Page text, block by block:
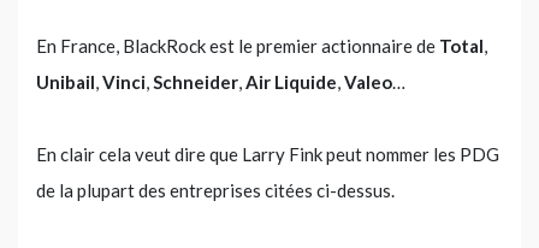
En France, BlackRock est le premier actionnaire de Total,
Unibail,Vinci,Schneider,Air Liquide,Valeo…
En clair cela veut dire que Larry Fink peut nommer les PDG
de la plupart des entreprises citées ci-dessus.